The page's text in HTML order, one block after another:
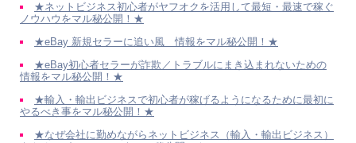
★ネットビジネス初心者がヤフオクを活用して最短・最速で稼ぐ
ノウハウをマル秘公開！★
★eBay 新規セラーに追い風 情報をマル秘公開！★
★eBay初心者セラーが詐欺／トラブルにまき込まれないための
情報をマル秘公開！★
★輸入・輸出ビジネスで初心者が稼げるようになるために最初に
やるべき事をマル秘公開！★
★なぜ会社に勤めながらネットビジネス（輸入・輸出ビジネス）